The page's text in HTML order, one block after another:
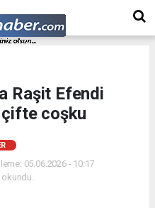
Raşit Efendi
çifte coşku
05.06.2026 - 10:17